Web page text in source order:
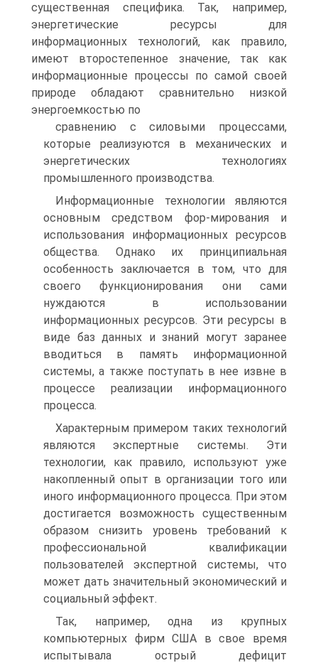
существенная специфика. Так, например,
энергетические ресурсы для
информационных технологий, как правило,
имеют второстепенное значение, так как
информационные процессы по самой своей
природе обладают сравнительно низкой
энергоемкостью по
сравнению с силовыми процессами,
которые реализуются в механических и
энергетических технологиях
промышленного производства.
Информационные технологии являются
основным средством фор-мирования и
использования информационных ресурсов
общества. Однако их принципиальная
особенность заключается в том, что для
своего функционирования они сами
нуждаются в использовании
информационных ресурсов. Эти ресурсы в
виде баз данных и знаний могут заранее
вводиться в память информационной
системы, а также поступать в нее извне в
процессе реализации информационного
процесса.
Характерным примером таких технологий
являются экспертные системы. Эти
технологии, как правило, используют уже
накопленный опыт в организации того или
иного информационного процесса. При этом
достигается возможность существенным
образом снизить уровень требований к
профессиональной квалификации
пользователей экспертной системы, что
может дать значительный экономический и
социальный эффект.
Так, например, одна из крупных
компьютерных фирм США в свое время
испытывала острый дефицит